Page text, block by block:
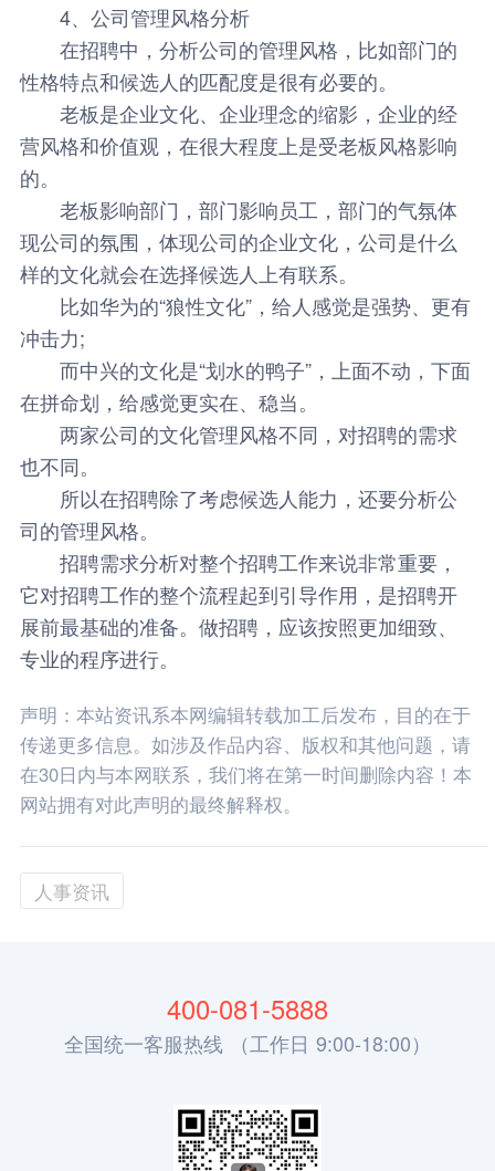
4、公司管理风格分析
在招聘中，分析公司的管理风格，比如部门的
性格特点和候选人的匹配度是很有必要的。
老板是企业文化、企业理念的缩影，企业的经
营风格和价值观，在很大程度上是受老板风格影响
的。
老板影响部门，部门影响员工，部门的气氛体
现公司的氛围，体现公司的企业文化，公司是什么
样的文化就会在选择候选人上有联系。
比如华为的“狼性文化”，给人感觉是强势、更有
冲击力;
而中兴的文化是“划水的鸭子”，上面不动，下面
在拼命划，给感觉更实在、稳当。
两家公司的文化管理风格不同，对招聘的需求
也不同。
所以在招聘除了考虑候选人能力，还要分析公
司的管理风格。
招聘需求分析对整个招聘工作来说非常重要，
它对招聘工作的整个流程起到引导作用，是招聘开
展前最基础的准备。做招聘，应该按照更加细致、
专业的程序进行。
声明：本站资讯系本网编辑转载加工后发布，目的在于
传递更多信息。如涉及作品内容、版权和其他问题，请
在30日内与本网联系，我们将在第一时间删除内容！本
网站拥有对此声明的最终解释权。
人事资讯
400-081-5888
全国统一客服热线 （工作日 9:00-18:00）